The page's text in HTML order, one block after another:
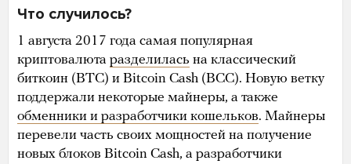
Что случилось?
1 августа 2017 года самая популярная
криптовалюта разделилась на классический
биткоин (BTC) и Bitcoin Cash (BCC). Новую ветку
поддержали некоторые майнеры, а также
обменники и разработчики кошельков. Майнеры
перевели часть своих мощностей на получение
новых блоков Bitcoin Cash, а разработчики